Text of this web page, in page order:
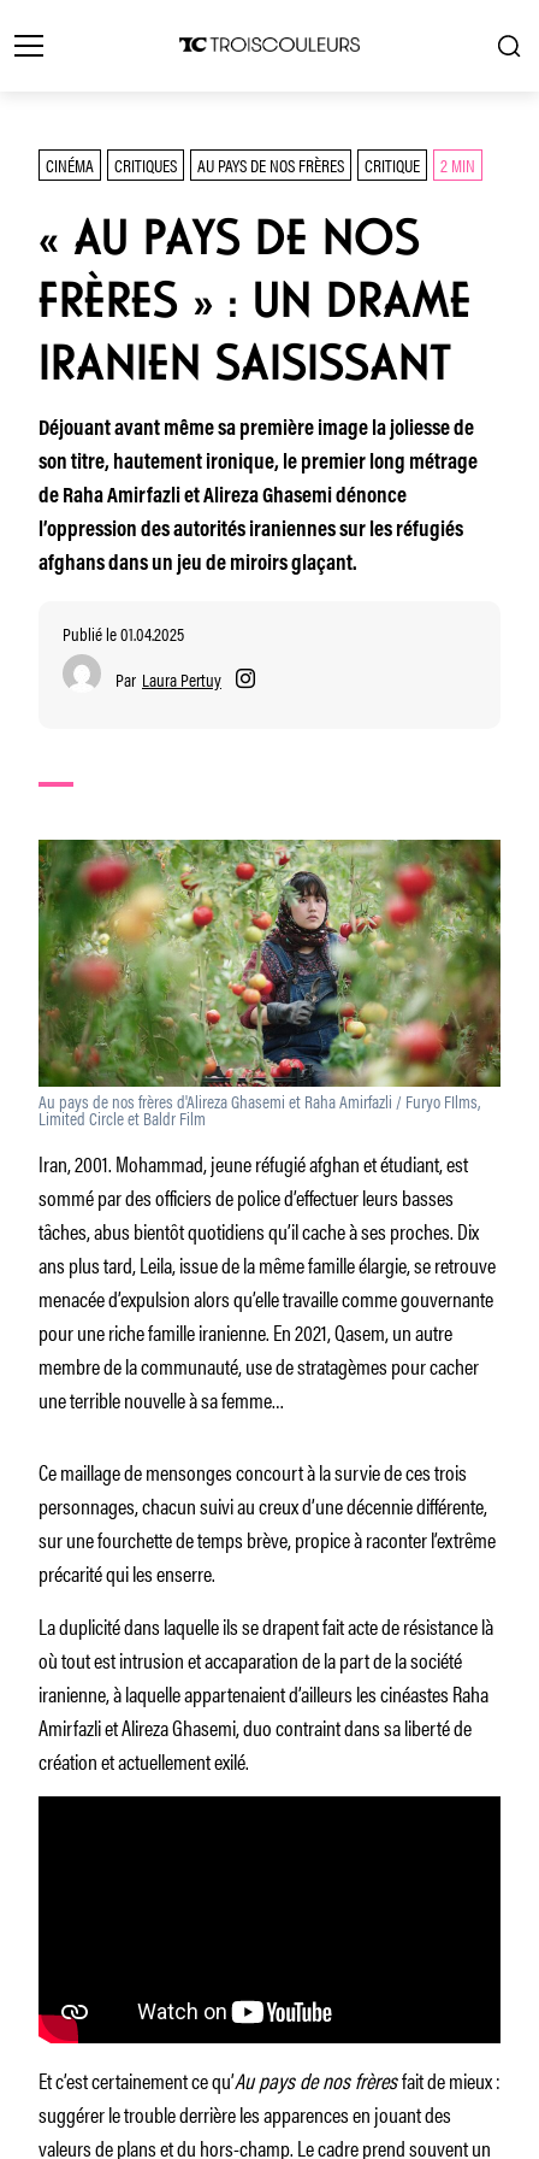
CINÉMA CRITIQUES AU PAYS DE NOS FRÈRES CRITIQUE 2 MIN
« AU PAYS DE NOS
FRÈRES » : UN DRAME
IRANIEN SAISISSANT
Déjouant avant même sa première image la joliesse de
son titre, hautement ironique, le premier long métrage
de Raha Amirfazli et Alireza Ghasemi dénonce
l’oppression des autorités iraniennes sur les réfugiés
afghans dans un jeu de miroirs glaçant.
Publié le 01.04.2025
Par Laura Pertuy
Au pays de nos frères d'Alireza Ghasemi et Raha Amirfazli / Furyo FIlms,
Limited Circle et Baldr Film
Iran, 2001. Mohammad, jeune réfugié afghan et étudiant, est
sommé par des officiers de police d’effectuer leurs basses
tâches, abus bientôt quotidiens qu’il cache à ses proches. Dix
ans plus tard, Leila, issue de la même famille élargie, se retrouve
menacée d’expulsion alors qu’elle travaille comme gouvernante
pour une riche famille iranienne. En 2021, Qasem, un autre
membre de la communauté, use de stratagèmes pour cacher
une terrible nouvelle à sa femme…
Ce maillage de mensonges concourt à la survie de ces trois
personnages, chacun suivi au creux d’une décennie différente,
sur une fourchette de temps brève, propice à raconter l’extrême
précarité qui les enserre.
La duplicité dans laquelle ils se drapent fait acte de résistance là
où tout est intrusion et accaparation de la part de la société
iranienne, à laquelle appartenaient d’ailleurs les cinéastes Raha
Amirfazli et Alireza Ghasemi, duo contraint dans sa liberté de
création et actuellement exilé.
Et c’est certainement ce qu’Au pays de nos frèresfait de mieux :
suggérer le trouble derrière les apparences en jouant des
valeurs de plans et du hors-champ. Le cadre prend souvent un